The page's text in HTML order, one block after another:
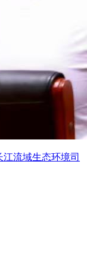
江流域生态环境司